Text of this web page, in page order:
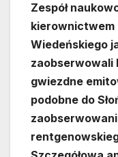
Zespół
kierownictwem
Wiedeńskiego
zaobserwowali
gwiezdne
podobne do